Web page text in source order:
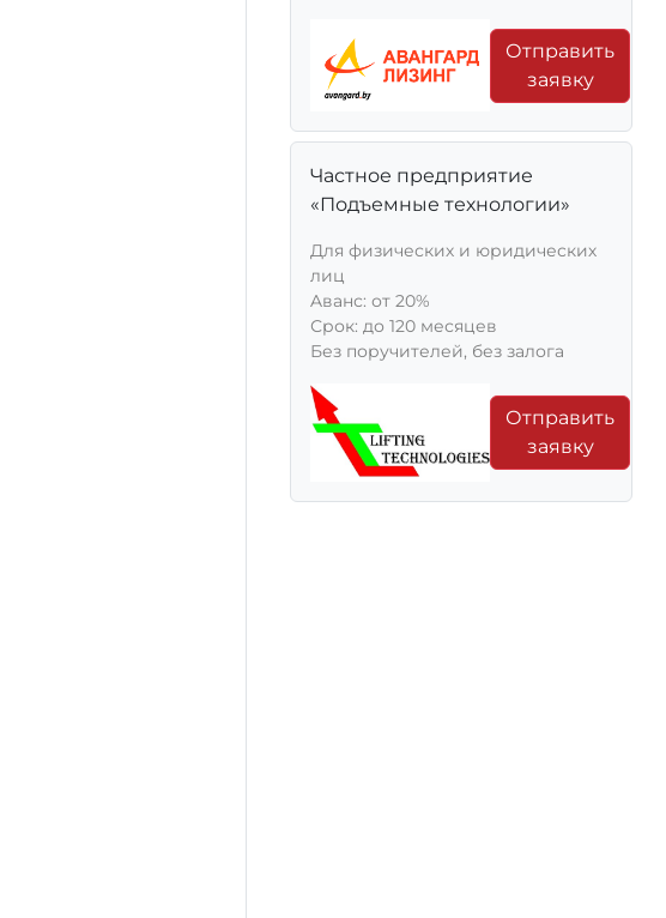
Отправить
заявку
Частное предприятие
«Подъемные технологии»
Для физических и юридических
лиц
Aванс: от 20%
Срок: до 120 месяцев
Без поручителей, без залога
Отправить
заявку